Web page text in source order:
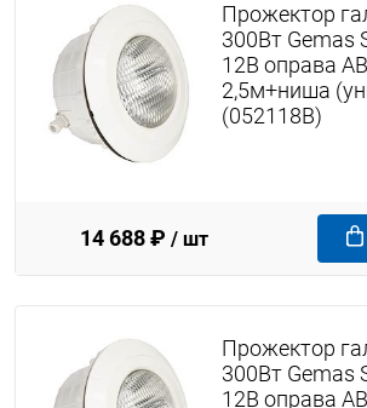
Прожектор
300Вт Gemas
12В оправа
2,5м+ниша
(052118B)
14 688 ₽ / шт
Прожектор
300Вт Gemas
12В оправа